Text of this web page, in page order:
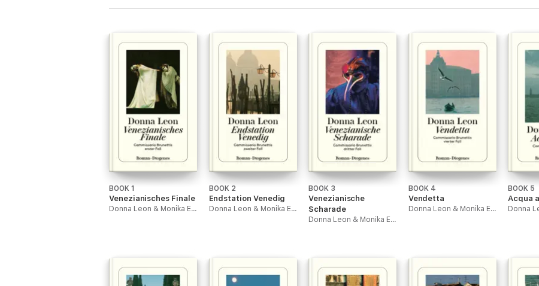
BOOK 1
Venezianisches Finale
Donna Leon & Monika Elwenspoek
BOOK 2
Endstation Venedig
Donna Leon & Monika Elwenspoek
BOOK 3
Venezianische
Scharade
Donna Leon & Monika Elwenspoek
BOOK 4
Vendetta
Donna Leon & Monika Elwenspoek
BOOK 5
Acqua